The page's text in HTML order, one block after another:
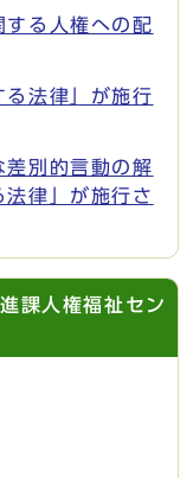
する人権への配
る法律」が施行
差別的言動の解
律」が施行さ
課人権福祉セン